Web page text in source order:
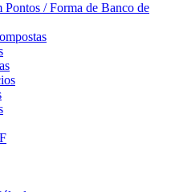
Pontos / Forma de Banco de